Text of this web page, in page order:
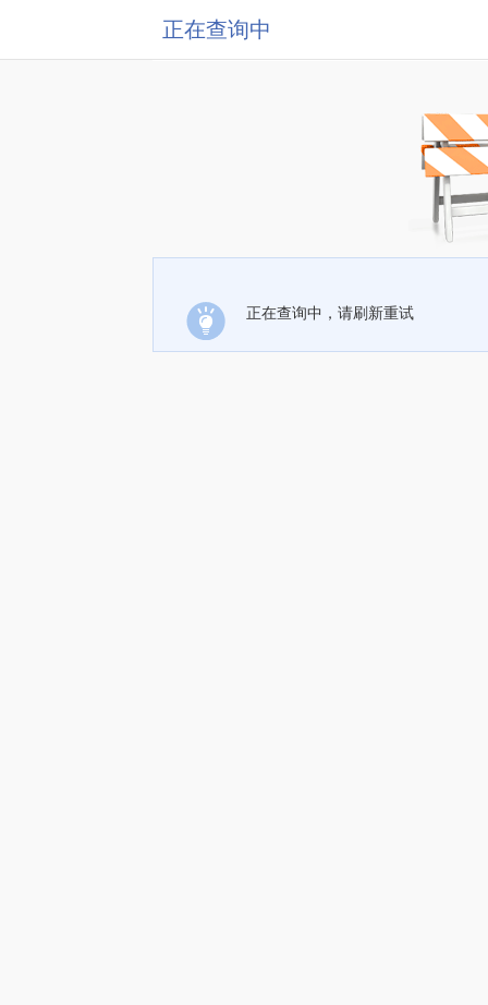
正在查询中
正在查询中，请刷新重试